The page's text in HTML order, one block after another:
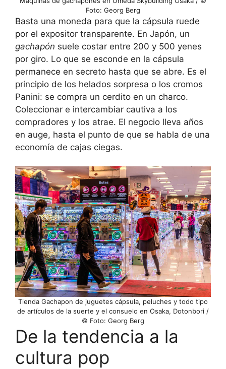
Foto: Georg Berg
Basta una moneda para que la cápsula ruede
por el expositor transparente. En Japón, un
gachapón suele costar entre 200 y 500 yenes
por giro. Lo que se esconde en la cápsula
permanece en secreto hasta que se abre. Es el
principio de los helados sorpresa o los cromos
Panini: se compra un cerdito en un charco.
Coleccionar e intercambiar cautiva a los
compradores y los atrae. El negocio lleva años
en auge, hasta el punto de que se habla de una
economía de cajas ciegas.
Tienda Gachapon de juguetes cápsula, peluches y todo tipo
de artículos de la suerte y el consuelo en Osaka, Dotonbori /
© Foto: Georg Berg
De la tendencia a la
cultura pop